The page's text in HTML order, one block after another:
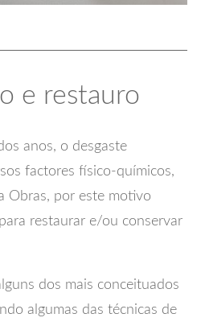
e restauro
anos, o desgaste
factores físico-químicos,
Obras, por este motivo
restaurar e/ou conservar
dos mais conceituados
algumas das técnicas de